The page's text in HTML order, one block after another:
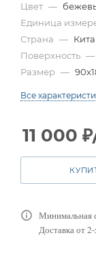
Цвет —
Единица
Страна —
Поверхность —
Размер —
Все
11 000 ₽
Минимальная
Доставка от